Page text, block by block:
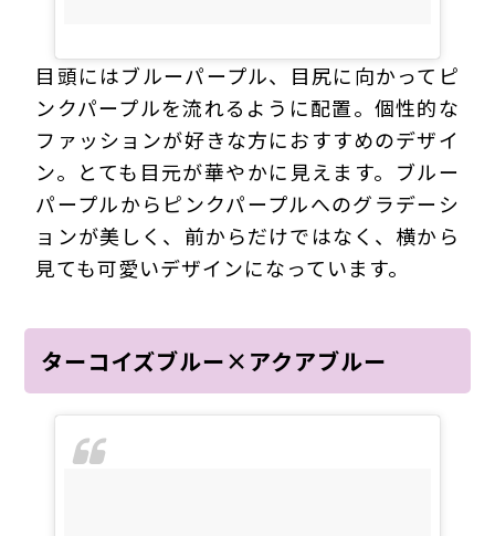
目頭にはブルーパープル、目尻に向かってピ
ンクパープルを流れるように配置。個性的な
ファッションが好きな方におすすめのデザイ
ン。とても目元が華やかに見えます。ブルー
パープルからピンクパープルへのグラデーシ
ョンが美しく、前からだけではなく、横から
見ても可愛いデザインになっています。
ターコイズブルー×アクアブルー